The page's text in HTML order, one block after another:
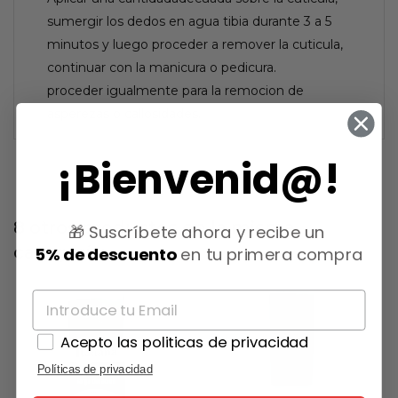
sumergir los dedos en agua tibia durante 3 a 5
minutos y luego proceder a remover la cuticula,
continuar con la manicura o pedicura.
proceder igualmente para la remocion de
8 otros productos en la misma
categoría:
¡Bienvenid@!
🎁 Suscríbete ahora y recibe un
5% de descuentoen tu primera compra
Acepto las politicas de privacidad
Políticas de privacidad